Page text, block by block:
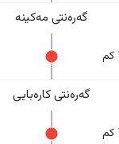
گەرەنتی مەکینە
گەرەنتی کارەبایی